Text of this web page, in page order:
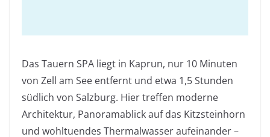
Das Tauern SPA liegt in Kaprun, nur 10 Minuten
von Zell am See entfernt und etwa 1,5 Stunden
südlich von Salzburg. Hier treffen moderne
Architektur, Panoramablick auf das Kitzsteinhorn
und wohltuendes Thermalwasser aufeinander –